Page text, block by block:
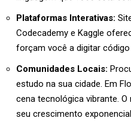
Plataformas Interativas:
Codecademy e Kaggle
forçam você a digitar
Comunidades Locais:
estudo na sua cidade. Em
cena tecnológica vibrante.
seu crescimento